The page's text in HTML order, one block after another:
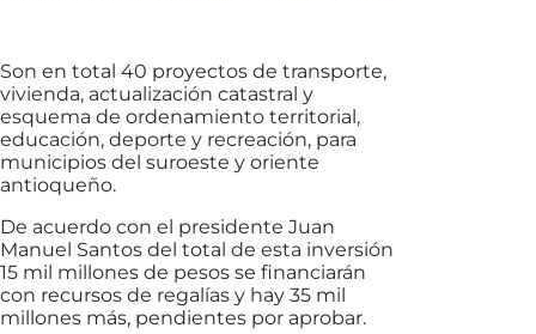
Son en total 40 proyectos de transporte,
vivienda, actualización catastral y
esquema de ordenamiento territorial,
educación, deporte y recreación, para
municipios del suroeste y oriente
antioqueño.
De acuerdo con el presidente Juan
Manuel Santos del total de esta inversión
15 mil millones de pesos se financiarán
con recursos de regalías y hay 35 mil
millones más, pendientes por aprobar.